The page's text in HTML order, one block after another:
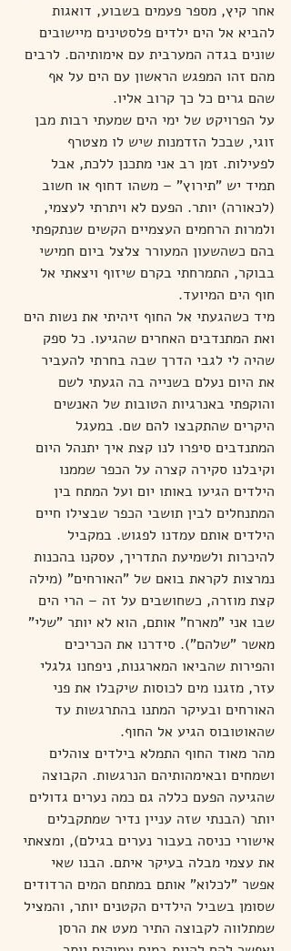
אחר קיץ, מספר פעמים בשבוע, דואגות
להביא אל הים ילדים פלסטינים מיישובים
שונים בגדה המערבית עם אימותיהם. לרבים
מהם זהו המפגש הראשון עם הים על אף
שהם גרים כל כך קרוב אליו.
על הפרויקט של ימי הים שמעתי רבות מבן
זוגי, שבכל הזדמנות שיש לו מצטרף
לפעילות. זמן רב אני מתכנן ללכת, אבל
תמיד יש "תירוץ" – משהו דחוף או חשוב
(לכאורה) יותר. הפעם לא ויתרתי לעצמי,
ולמרות הרחמים העצמיים הקשים שנתקפתי
בהם כשהשעון המעורר צלצל ביום חמישי
בבוקר, התמרחתי בקרם שיזוף ויצאתי אל
חוף הים המיועד.
מיד כשהגעתי אל החוף זיהיתי את נשות הים
ואת המתנדבים האחרים שהגיעו. כל ספק
שהיה לי לגבי הדרך שבה בחרתי להעביר
את היום נעלם בשנייה בה הגעתי לשם
והוקפתי באנרגיות הטובות של האנשים
היקרים שהתקבצו להם שם. במעגל
המתנדבים סיפרו לנו קצת איך יתנהל היום
וקיבלנו סקירה קצרה על הכפר שממנו
הילדים הגיעו באותו יום ועל המתח בין
המתנחלים לבין תושבי הכפר שבצילו חיים
הילדים אותם עמדנו לפגוש. במקביל
להיכרות ולשמיעת התדריך, עסקנו בהכנות
נמרצות לקראת בואם של "האורחים" (מילה
קצת מוזרה, כשחושבים על זה – הרי הים
שבו אני "מארח" אותם, הוא לא יותר "שלי"
מאשר "שלהם"). סידרנו את הכריכים
והפירות שהביאו המארגנות, ניפחנו גלגלי
עזר, מזגנו מים לכוסות שיקבלו את פני
האורחים ובעיקר המתנו בהתרגשות עד
שהאוטובוס הגיע אל החוף.
מהר מאוד החוף התמלא בילדים צוהלים
ושמחים ובאימהותיהם הנרגשות. הקבוצה
שהגיעה הפעם כללה גם כמה נערים גדולים
יותר (הבנתי שזה עניין נדיר שמתקבלים
אישורי כניסה בעבור נערים בגילם), ומצאתי
את עצמי מבלה בעיקר איתם. הבנו שאי
אפשר "לכלוא" אותם במתחם המים הרדודים
שסומן בשביל הילדים הקטנים יותר, והמציל
שמתלווה לקבוצה התיר מעט את הרסן